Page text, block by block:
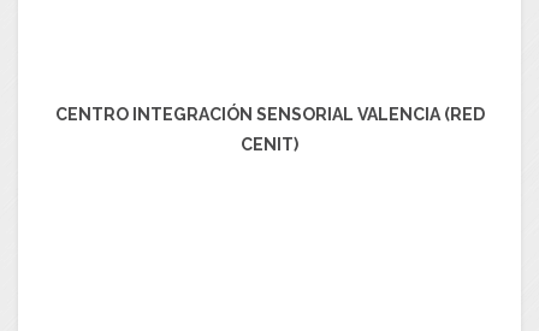
CENTRO INTEGRACIÓN SENSORIAL VALENCIA (RED
CENIT)